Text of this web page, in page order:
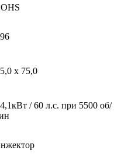
х 75,0
/ 60 л.с. при 5500 об/